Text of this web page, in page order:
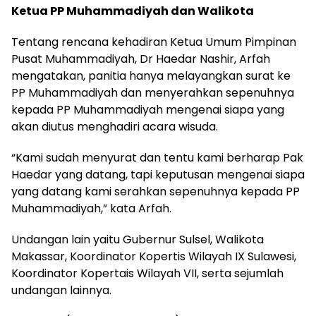
Ketua PP Muhammadiyah dan Walikota
Tentang rencana kehadiran Ketua Umum Pimpinan
Pusat Muhammadiyah, Dr Haedar Nashir, Arfah
mengatakan, panitia hanya melayangkan surat ke
PP Muhammadiyah dan menyerahkan sepenuhnya
kepada PP Muhammadiyah mengenai siapa yang
akan diutus menghadiri acara wisuda.
“Kami sudah menyurat dan tentu kami berharap Pak
Haedar yang datang, tapi keputusan mengenai siapa
yang datang kami serahkan sepenuhnya kepada PP
Muhammadiyah,” kata Arfah.
Undangan lain yaitu Gubernur Sulsel, Walikota
Makassar, Koordinator Kopertis Wilayah IX Sulawesi,
Koordinator Kopertais Wilayah VII, serta sejumlah
undangan lainnya.